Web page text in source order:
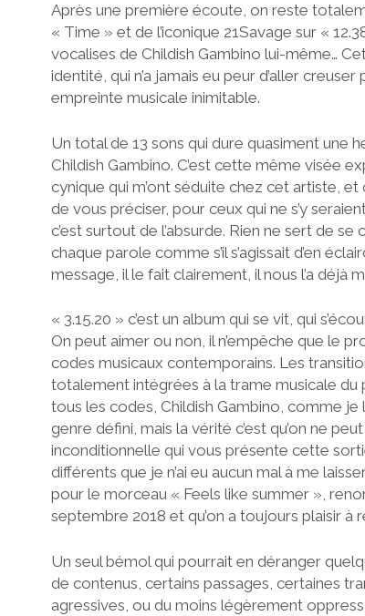
Après une première écoute, on reste
« Time » et de l’iconique 21Savage sur «
vocalises de Childish Gambino lui-même…
identité, qui n’a jamais eu peur d’aller
empreinte musicale inimitable.
Un total de 13 sons qui dure quasiment une
Childish Gambino. C’est cette même visée
cynique qui m’ont séduite chez cet artiste,
de vous préciser, pour ceux qui ne s’y
c’est surtout de l’absurde. Rien ne sert de
chaque parole comme s’il s’agissait d’en
message, il le fait clairement, il nous l’a déjà
« 3.15.20 » c’est un album qui se vit, qui
On peut aimer ou non, il n’empêche que le
codes musicaux contemporains. Les
totalement intégrées à la trame musicale
tous les codes, Childish Gambino, comme je
genre défini, mais la vérité c’est qu’on ne
inconditionnelle qui vous présente cette
différents que je n’ai eu aucun mal à me
pour le morceau « Feels like summer »,
septembre 2018 et qu’on a toujours plaisir à
Un seul bémol qui pourrait en déranger
de contenus, certains passages, certaines
agressives, ou du moins légèrement